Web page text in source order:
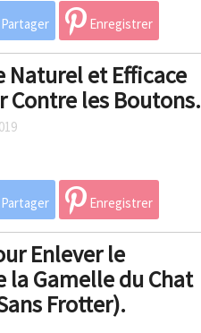
Partager Enregistrer
Naturel et Efficace
Contre les Boutons.
Partager Enregistrer
Enlever le
la Gamelle du Chat
Frotter).